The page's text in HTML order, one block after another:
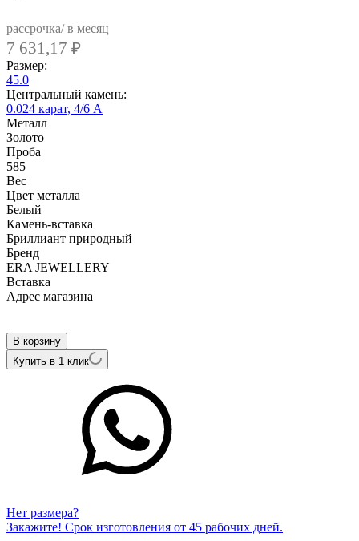
рассрочка/ в месяц
7 631,17 ₽
Размер:
45.0
Центральный камень:
0.024 карат, 4/6 А
Металл
Золото
Проба
585
Вес
Цвет металла
Белый
Камень-вставка
Бриллиант природный
Бренд
ERA JEWELLERY
Вcтавка
Адрес магазина
В корзину
Купить в 1 клик
Нет размера?
Закажите! Срок изготовления от 45 рабочих дней.